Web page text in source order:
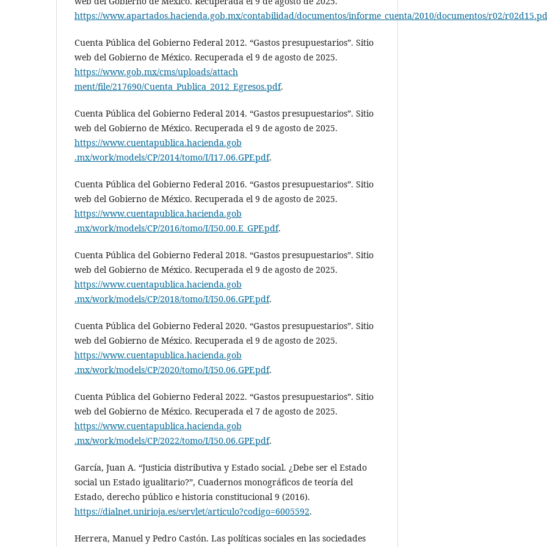
https://www.apartados.hacienda.gob.mx/contabilidad/documentos/informe_cuenta/2010/documentos/r02/
Cuenta Pública del Gobierno Federal 2012. “Gastos presupuestarios”. Sitio
web del Gobierno de México. Recuperada el 9 de agosto de 2025.
https://www.gob.mx/cms/uploads/attach​
ment/file/217690/Cuenta_Publica_2012_Egresos.pdf.
Cuenta Pública del Gobierno Federal 2014. “Gastos presupuestarios”. Sitio
web del Gobierno de México. Recuperada el 9 de agosto de 2025.
https://www.cuentapublica.hacienda.gob​
.mx/work/models/CP/2014/tomo/I/I17.06.GPF.pdf.
Cuenta Pública del Gobierno Federal 2016. “Gastos presupuestarios”. Sitio
web del Gobierno de México. Recuperada el 9 de agosto de 2025.
https://www.cuentapublica.hacienda.gob​
.mx/work/models/CP/2016/tomo/I/I50.00.E_GPF.pdf.
Cuenta Pública del Gobierno Federal 2018. “Gastos presupuestarios”. Sitio
web del Gobierno de México. Recuperada el 9 de agosto de 2025.
https://www.cuentapublica.hacienda.gob​
.mx/work/models/CP/2018/tomo/I/I50.06.GPF.pdf.
Cuenta Pública del Gobierno Federal 2020. “Gastos presupuestarios”. Sitio
web del Gobierno de México. Recuperada el 9 de agosto de 2025.
https://www.cuentapublica.hacienda.gob​
.mx/work/models/CP/2020/tomo/I/I50.06.GPF.pdf.
Cuenta Pública del Gobierno Federal 2022. “Gastos presupuestarios”. Sitio
web del Gobierno de México. Recuperada el 7 de agosto de 2025.
https://www.cuentapublica.hacienda.gob​
.mx/work/models/CP/2022/tomo/I/I50.06.GPF.pdf.
García, Juan A. “Justicia distributiva y Estado social. ¿Debe ser el Estado
social un Estado igualitario?”, Cuadernos monográficos de teoría del
Estado, derecho público e historia constitucional 9 (2016).
https://dialnet.unirioja.es/servlet/articulo?codigo=6005592.
Herrera, Manuel y Pedro Castón. Las políticas sociales en las sociedades